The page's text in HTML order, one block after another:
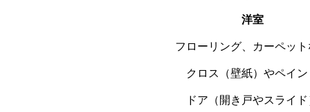
洋室
フローリング、カーペッ
クロス（壁紙）やペイン
ドア（開き戸やスライ